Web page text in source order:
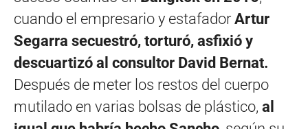
cuando el empresario y estafador Artur
Segarra secuestró, torturó, asfixió y
descuartizó al consultor David Bernat.
Después de meter los restos del cuerpo
mutilado en varias bolsas de plástico, al